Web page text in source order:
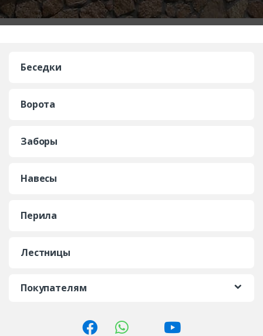
Беседки
Ворота
Заборы
Навесы
Перила
Лестницы
Покупателям